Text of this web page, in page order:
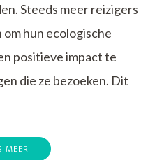
Steeds meer reizigers
om hun ecologische
positieve impact te
die ze bezoeken. Dit
MEER